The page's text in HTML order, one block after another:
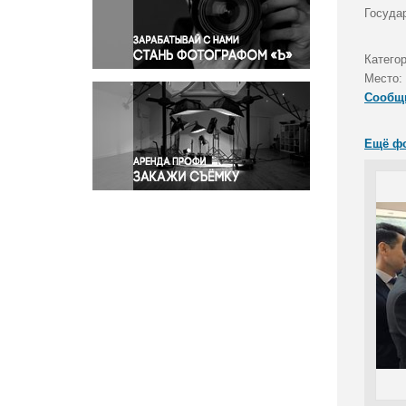
Правосудие
Происшествия и конфликты
Религия
Светская жизнь
Спорт
Экология
Экономика и бизнес
Место:
Ещё